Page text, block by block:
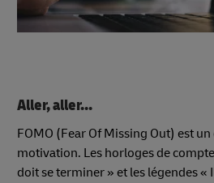
Aller, aller...
FOMO (Fear Of Missing Out) est
motivation. Les horloges de
doit se terminer » et les légendes «